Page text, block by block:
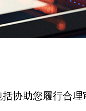
协助您履行合理